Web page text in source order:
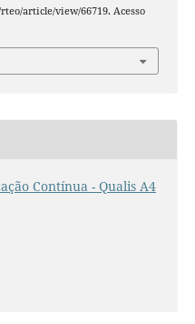
article/view/66719. Acesso
Contínua - Qualis A4